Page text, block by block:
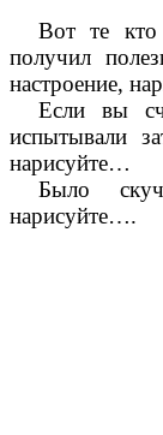
Вот те кто
получил
настроение,
Если вы
испытывали
нарисуйте…
Было
нарисуйте….